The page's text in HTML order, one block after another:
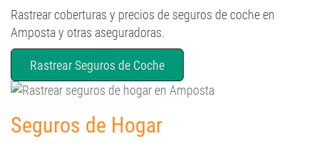
Rastrear coberturas y precios de seguros de coche en
Amposta y otras aseguradoras.
Rastrear Seguros de Coche
Seguros de Hogar